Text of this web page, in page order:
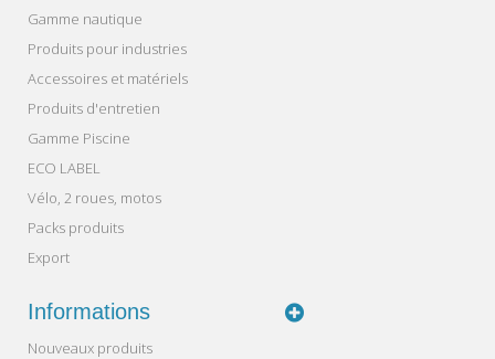
Gamme nautique
Produits pour industries
Accessoires et matériels
Produits d'entretien
Gamme Piscine
ECO LABEL
Vélo, 2 roues, motos
Packs produits
Export
Informations
Nouveaux produits